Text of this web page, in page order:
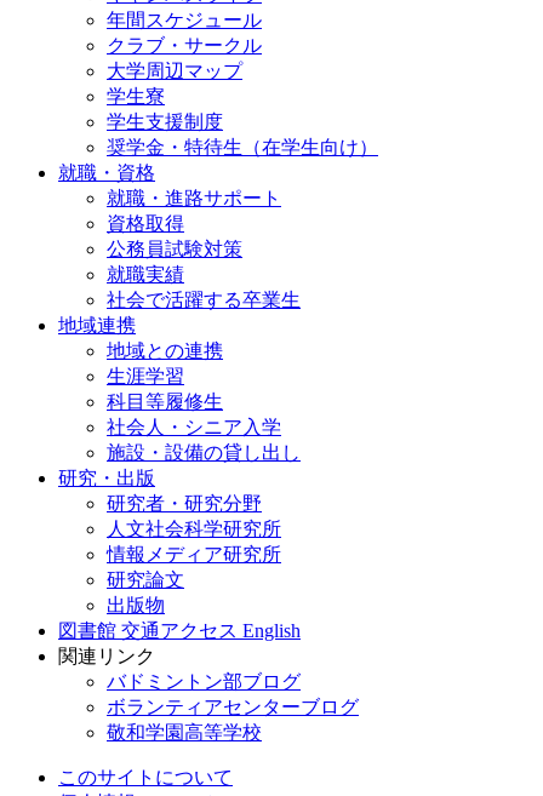
年間スケジュール
クラブ・サークル
大学周辺マップ
学生寮
学生支援制度
奨学金・特待生（在学生向け）
就職・資格
就職・進路サポート
資格取得
公務員試験対策
就職実績
社会で活躍する卒業生
地域連携
地域との連携
生涯学習
科目等履修生
社会人・シニア入学
施設・設備の貸し出し
研究・出版
研究者・研究分野
人文社会科学研究所
情報メディア研究所
研究論文
出版物
図書館 交通アクセス English
関連リンク
バドミントン部ブログ
ボランティアセンターブログ
敬和学園高等学校
このサイトについて